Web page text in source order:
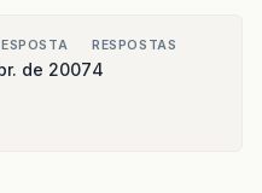
de 2007
RESPOSTAS
4